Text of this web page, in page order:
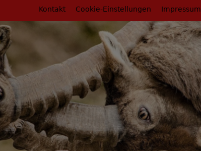
Fußbereichsmenü
Kontakt Cookie-Einstellungen Impressum